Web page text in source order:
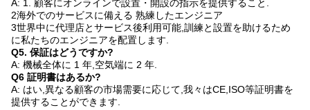
A: 1. 顧客にオンラインで設置・開設の指示を提供すること.
2海外でのサービスに備える 熟練したエンジニア
3世界中に代理店とサービス後利用可能,訓練と設置を助けるため
に私たちのエンジニアを配置します.
Q5. 保証はどうですか?
A: 機械全体に 1 年,空気端に 2 年.
Q6 証明書はあるか?
A: はい,異なる顧客の市場需要に応じて,我々はCE,ISO等証明書を
提供することができます.